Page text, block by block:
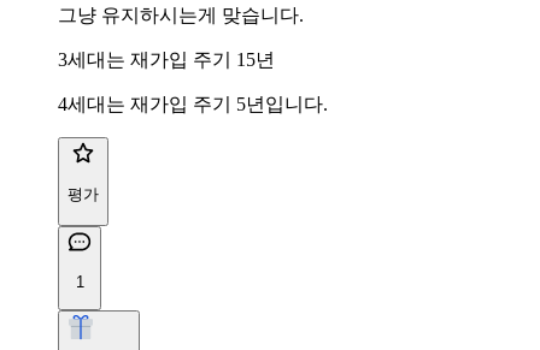
그냥 유지하시는게 맞습니다.
3세대는 재가입 주기 15년
4세대는 재가입 주기 5년입니다.
평가
1